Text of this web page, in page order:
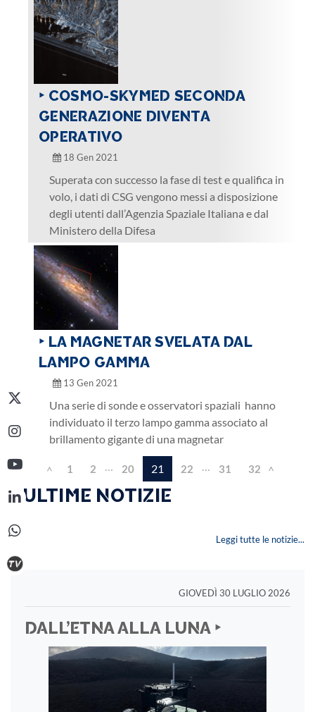
‣ COSMO-SKYMED SECONDA
GENERAZIONE DIVENTA
OPERATIVO
18 Gen 2021
Superata con successo la fase di test e qualifica in
volo, i dati di CSG vengono messi a disposizione
degli utenti dall’Agenzia Spaziale Italiana e dal
Ministero della Difesa
‣ LA MAGNETAR SVELATA DAL
LAMPO GAMMA
13 Gen 2021
Una serie di sonde e osservatori spaziali hanno
individuato il terzo lampo gamma associato al
brillamento gigante di una magnetar
< 1 2 … 20 21 22 … 31 32 >
‣ ULTIME NOTIZIE
Leggi tutte le notizie...
GIOVEDÌ 30 LUGLIO 2026
DALL’ETNA ALLA LUNA ‣